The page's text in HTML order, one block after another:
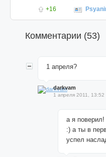
+16
Комментарии (53)
1 апреля?
darkvam
1 апреля 2011, 13:52
а я поверил!
:) а ты в
успел